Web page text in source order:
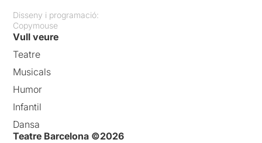
Disseny i programació:
Copymouse
Vull veure
Teatre
Musicals
Humor
Infantil
Dansa
Teatre Barcelona ©2026